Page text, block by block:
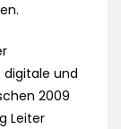
und
2009
Leiter